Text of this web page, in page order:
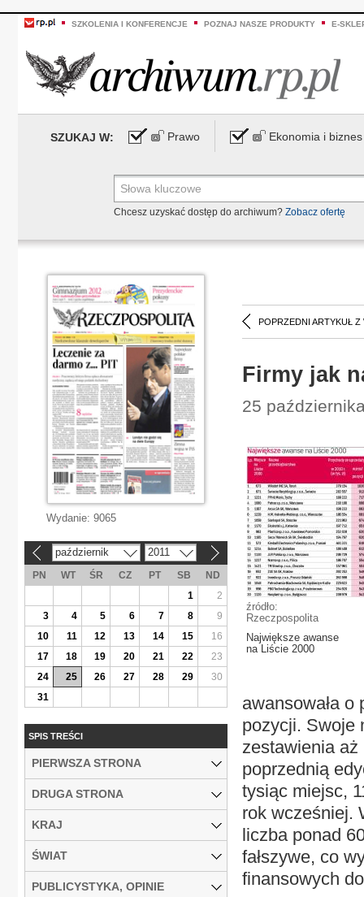
SZKOLENIA I KONFERENCJE POZNAJ NASZE PRODUKTY E-
SZUKAJ W: Prawo Ekonomia i biznes
Chcesz uzyskać dostęp do archiwum? Zobacz ofertę
POPRZEDNI ARTYKUŁ Z
Firmy jak
25
źródło:
Rzeczpospolita
Największe awanse
na Liście 2000
awansowała
pozycji. Swoje
zestawienia aż
poprzednią
tysiąc miejsc,
rok wcześniej.
liczba ponad
fałszywe, co
finansowych
Wydanie: 9065
październik 2011
PN WT ŚR CZ PT SB
ND
1
2
3
4 5 6 7 8
9
10
11 12 13 14 15
16
17
18 19 20 21 22
23
24
25 26 27 28 29
30
31
SPIS TREŚCI
PIERWSZA STRONA
DRUGA STRONA
KRAJ
ŚWIAT
PUBLICYSTYKA, OPINIE